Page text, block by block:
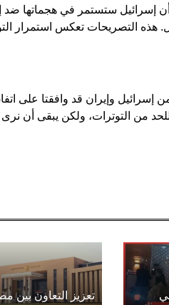
أن إسرائيل ستستمر في هجماتها ضد
هذه التصريحات تعكس استمرار
إسرائيل وإيران قد وافقتا على
من التوترات، ولكن يبقى أن
تعزيز التعاون بين